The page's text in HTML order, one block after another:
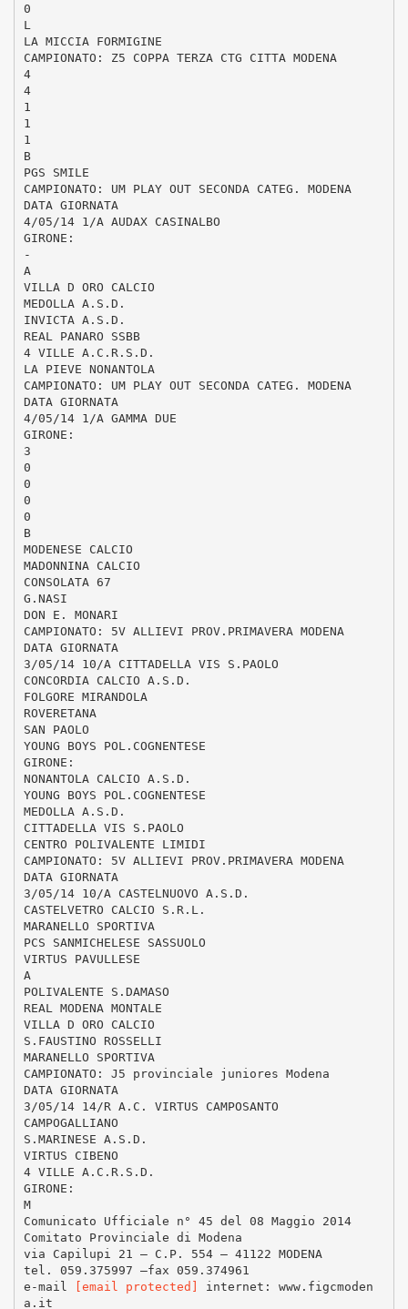
0
L
LA MICCIA FORMIGINE
CAMPIONATO: Z5 COPPA TERZA CTG CITTA MODENA
4
4
1
1
1
B
PGS SMILE
CAMPIONATO: UM PLAY OUT SECONDA CATEG. MODENA
DATA GIORNATA
4/05/14 1/A AUDAX CASINALBO
GIRONE:
-
A
VILLA D ORO CALCIO
MEDOLLA A.S.D.
INVICTA A.S.D.
REAL PANARO SSBB
4 VILLE A.C.R.S.D.
LA PIEVE NONANTOLA
CAMPIONATO: UM PLAY OUT SECONDA CATEG. MODENA
DATA GIORNATA
4/05/14 1/A GAMMA DUE
GIRONE:
3
0
0
0
0
B
MODENESE CALCIO
MADONNINA CALCIO
CONSOLATA 67
G.NASI
DON E. MONARI
CAMPIONATO: 5V ALLIEVI PROV.PRIMAVERA MODENA
DATA GIORNATA
3/05/14 10/A CITTADELLA VIS S.PAOLO
CONCORDIA CALCIO A.S.D.
FOLGORE MIRANDOLA
ROVERETANA
SAN PAOLO
YOUNG BOYS POL.COGNENTESE
GIRONE:
NONANTOLA CALCIO A.S.D.
YOUNG BOYS POL.COGNENTESE
MEDOLLA A.S.D.
CITTADELLA VIS S.PAOLO
CENTRO POLIVALENTE LIMIDI
CAMPIONATO: 5V ALLIEVI PROV.PRIMAVERA MODENA
DATA GIORNATA
3/05/14 10/A CASTELNUOVO A.S.D.
CASTELVETRO CALCIO S.R.L.
MARANELLO SPORTIVA
PCS SANMICHELESE SASSUOLO
VIRTUS PAVULLESE
A
POLIVALENTE S.DAMASO
REAL MODENA MONTALE
VILLA D ORO CALCIO
S.FAUSTINO ROSSELLI
MARANELLO SPORTIVA
CAMPIONATO: J5 provinciale juniores Modena
DATA GIORNATA
3/05/14 14/R A.C. VIRTUS CAMPOSANTO
CAMPOGALLIANO
S.MARINESE A.S.D.
VIRTUS CIBENO
4 VILLE A.C.R.S.D.
GIRONE:
M
Comunicato Ufficiale n° 45 del 08 Maggio 2014
Comitato Provinciale di Modena
via Capilupi 21 – C.P. 554 – 41122 MODENA
tel. 059.375997 –fax 059.374961
e-mail
[email protected]
internet: www.figcmoden
a.it